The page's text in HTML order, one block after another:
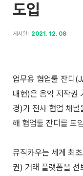
도입
게시일: 2021. 12. 09
업무용 협업툴 잔디
대현)은 음악 저작권
경)가 전사 협업 채널
해 협업툴 잔디를 도
뮤직카우는 세계 최
권) 거래 플랫폼을